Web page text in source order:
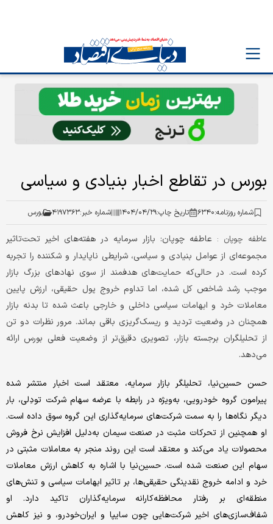
بورس در تقاطع اخبار بنیادی و سیاسی
شماره روزنامه:۶۳۴۰ تاریخ چاپ:۱۴۰۴/۰۴/۲۹ شماره خبر:۴۱۹۷۳۶۳ بورس
عاطفه چوپان : عاطفه چوپان: بازار سرمایه در هفته‌‌‌های اخیر تحت‌‌‌تاثیر
مجموعه‌‌‌ای از عوامل بنیادی و سیاسی، شرایطی ناپایدار و شکننده را تجربه
کرده است. در حالی‌‌‌که حمایت‌‌‌های هدفمند از سوی نهادهای بزرگ بازار
موجب رشد شاخص کل شده، اما تداوم خروج پول حقیقی، ارزش پایین
معاملات خرد و ابهامات سیاسی داخلی و خارجی باعث شده تا بدنه بازار
همچنان در وضعیت تردید و ریسک‌‌‌گریزی باقی بماند. مرور نظرات دو تن
از تحلیلگران برجسته بازار، تصویری دقیق‌‌‌تر از وضعیت فعلی بورس ارائه
می‌دهد.
حسن حسین‌‌‌نیا، تحلیلگر بازار سرمایه، معتقد است اخبار منتشر شده
پیرامون گروه خودرویی، به‌‌‌ویژه در رابطه با عرضه سهام شرکت تو‌‌‌‌‌دِلی، بار
دیگر نگاه‌‌‌ها را به سمت شرکت‌های سرمایه‌‌‌گذاری این گروه سوق داده است.
او همچنین از تحرکات مثبت در صنعت سیمان به‌‌‌دلیل افزایش نرخ فروش
محصولات یاد می‌‌‌کند و معتقد است این روند منجر به معاملات مثبتی در
سهام این صنعت شده است. حسین‌‌‌نیا با اشاره به کاهش ارزش معاملات
خرد و ادامه خروج نقدینگی حقیقی‌‌‌ها، بر تاثیر ابهامات سیاسی و تنش‌‌‌های
منطقه‌‌‌ای بر رفتار محافظه‌‌‌کارانه سرمایه‌‌‌گذاران تاکید دارد. او
شفاف‌‌‌سازی‌‌‌های اخیر شرکت‌هایی چون سایپا و ایران‌‌‌خودرو، و نیز کاهش